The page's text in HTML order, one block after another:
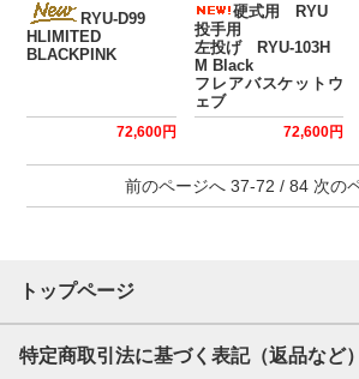
RYU-D99
HLIMITED
BLACKPINK
72,600円
硬式用 RYU
投手用
左投げ RYU-103H
M Black
フレアバスケットウ
ェブ
72,600円
前のページへ37-72 / 84 次の
トップページ
特定商取引法に基づく表記（返品など）